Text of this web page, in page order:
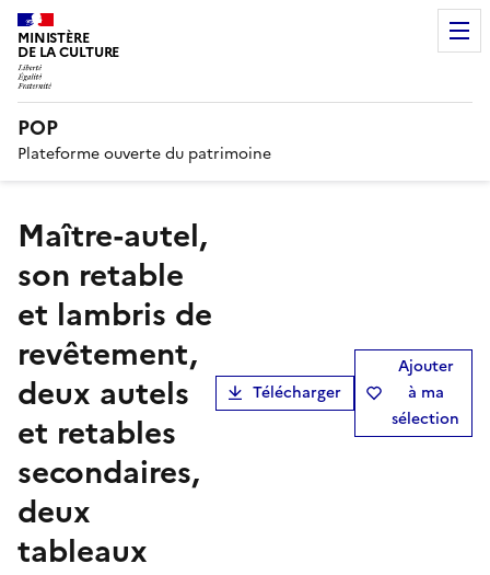
MINISTÈRE
DE LA CULTURE
POP
Plateforme ouverte du patrimoine
maître-autel,
son retable
et lambris de
revêtement,
deux autels
et retables
secondaires,
deux
tableaux
Télécharger
Ajouter
à ma
sélection